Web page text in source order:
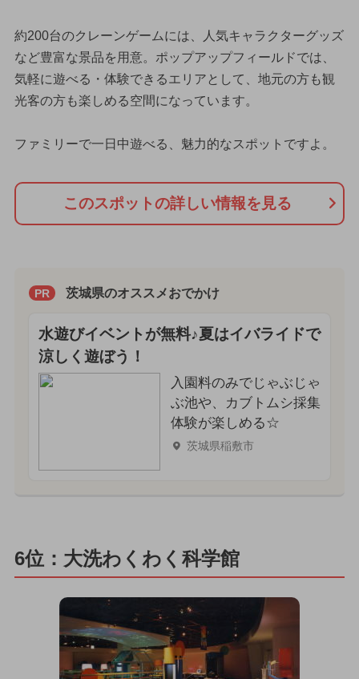
約200台のクレーンゲームには、人気キャラクターグッズ
など豊富な景品を用意。ポップアップフィールドでは、
気軽に遊べる・体験できるエリアとして、地元の方も観
光客の方も楽しめる空間になっています。
ファミリーで一日中遊べる、魅力的なスポットですよ。
このスポットの詳しい情報を見る
PR 茨城県のオススメおでかけ
水遊びイベントが無料♪夏はイバライドで
涼しく遊ぼう！
入園料のみでじゃぶじゃ
ぶ池や、カブトムシ採集
体験が楽しめる☆
茨城県稲敷市
6位：大洗わくわく科学館